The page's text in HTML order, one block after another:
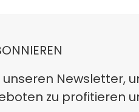
Newsletter,
zu profitieren